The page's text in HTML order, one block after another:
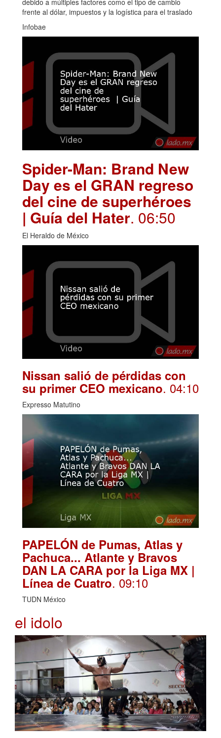
frente al dólar, impuestos y la logística para el traslado
Infobae
Spider-Man: Brand New
Day es el GRAN regreso
del cine de superhéroes
| Guía del Hater. 06:50
El Heraldo de México
Nissan salió de pérdidas con
su primer CEO mexicano. 04:10
Expresso Matutino
PAPELÓN de Pumas, Atlas y
Pachuca... Atlante y Bravos
DAN LA CARA por la Liga MX |
Línea de Cuatro. 09:10
TUDN México
el idolo